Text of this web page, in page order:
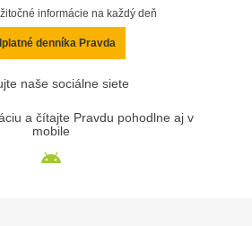
informácie na každý deň
denníka Pravda
naše sociálne siete
a čítajte Pravdu pohodlne aj v
mobile